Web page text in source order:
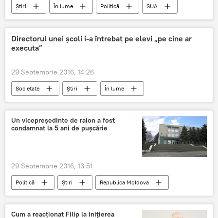
Știri În lume Politică
SUA
Rusia
Siria
John Kirby
Maria Zaharova
acte teroriste
reacție
Directorul unei şcoli i-a întrebat pe elevi „pe cine ar
executa”
29 Septembrie 2016, 14:26
Societate Știri
În lume
elevi
sondaj
România
director
şcoală
Un vicepreședinte de raion a fost
condamnat la 5 ani de pușcărie
29 Septembrie 2016, 13:51
Politică Știri
Republica Moldova
Râşcani
Curtea de Apel
închisoare
corupere pasivă
corupere
Cum a reacționat Filip la inițierea